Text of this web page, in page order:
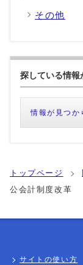
その他
探している情報
情報が見つか
トップページ
公会計制度改革
サイトの使い方